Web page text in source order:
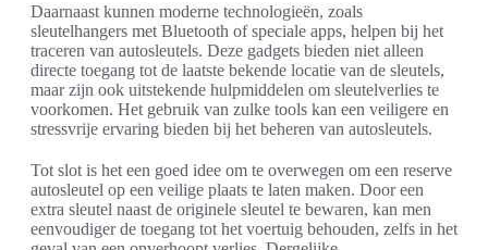
Daarnaast kunnen moderne technologieën, zoals
sleutelhangers met Bluetooth of speciale apps, helpen bij het
traceren van autosleutels. Deze gadgets bieden niet alleen
directe toegang tot de laatste bekende locatie van de sleutels,
maar zijn ook uitstekende hulpmiddelen om sleutelverlies te
voorkomen. Het gebruik van zulke tools kan een veiligere en
stressvrije ervaring bieden bij het beheren van autosleutels.
Tot slot is het een goed idee om te overwegen om een reserve
autosleutel op een veilige plaats te laten maken. Door een
extra sleutel naast de originele sleutel te bewaren, kan men
eenvoudiger de toegang tot het voertuig behouden, zelfs in het